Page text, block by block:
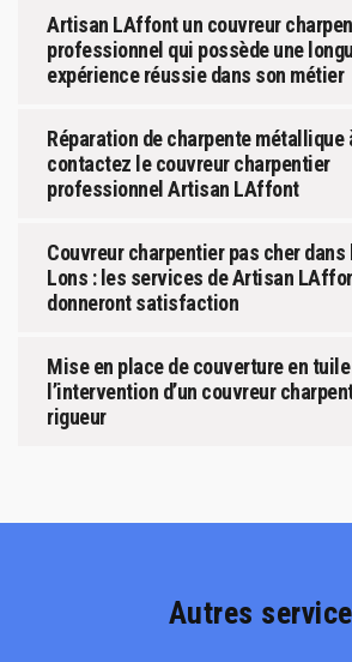
Artisan LAffont un couvreur
professionnel qui possède une
expérience réussie dans son métier
Réparation de charpente métallique
contactez le couvreur charpentier
professionnel Artisan LAffont
Couvreur charpentier pas cher
Lons : les services de Artisan
donneront satisfaction
Mise en place de couverture en tuile
l’intervention d’un couvreur
rigueur
Autres